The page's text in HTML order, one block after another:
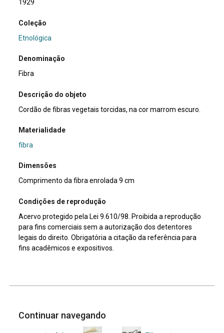
1929
Coleção
Etnológica
Denominação
Fibra
Descrição do objeto
Cordão de fibras vegetais torcidas, na cor marrom escuro.
Materialidade
fibra
Dimensões
Comprimento da fibra enrolada 9 cm
Condições de reprodução
Acervo protegido pela Lei 9.610/98. Proibida a reprodução
para fins comerciais sem a autorização dos detentores
legais do direito. Obrigatória a citação da referência para
fins acadêmicos e expositivos.
Continuar navegando